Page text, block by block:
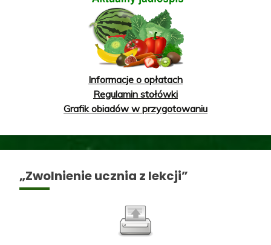
Informacje o opłatach
Regulamin stołówki
Grafik obiadów w przygotowaniu
„Zwolnienie ucznia z lekcji”